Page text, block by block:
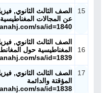
15
الصف الثالث الثانوي,
عن المجالات المغناطيسية
sa/id=1840
16
الصف الثالث الثانوي,
المغناطيسية حول المغانط
sa/id=1839
17
الصف الثالث الثانوي,
المؤقتة والدائمة
sa/id=1838